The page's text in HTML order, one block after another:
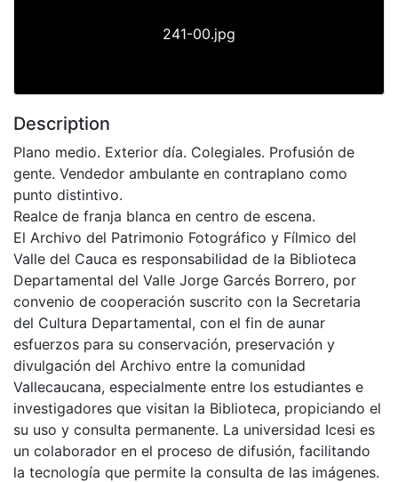
241-00.jpg
Description
Plano medio. Exterior día. Colegiales. Profusión de
gente. Vendedor ambulante en contraplano como
punto distintivo.
Realce de franja blanca en centro de escena.
El Archivo del Patrimonio Fotográfico y Fílmico del
Valle del Cauca es responsabilidad de la Biblioteca
Departamental del Valle Jorge Garcés Borrero, por
convenio de cooperación suscrito con la Secretaria
del Cultura Departamental, con el fin de aunar
esfuerzos para su conservación, preservación y
divulgación del Archivo entre la comunidad
Vallecaucana, especialmente entre los estudiantes e
investigadores que visitan la Biblioteca, propiciando el
su uso y consulta permanente. La universidad Icesi es
un colaborador en el proceso de difusión, facilitando
la tecnología que permite la consulta de las imágenes.